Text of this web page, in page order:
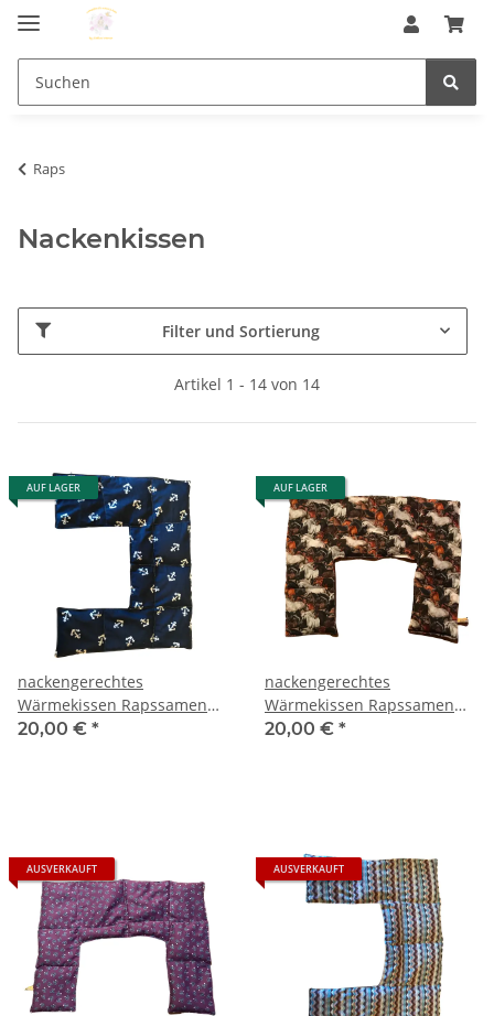
Raps
Nackenkissen
Filter und Sortierung
Artikel 1 - 14 von 14
AUF LAGER
nackengerechtes
Wärmekissen Rapssamen
RNXXL14 "Anker""
20,00 € *
AUF LAGER
nackengerechtes
Wärmekissen Rapssamen
RNXXL31 "Pferde"
20,00 € *
AUSVERKAUFT AUSVERKAUFT